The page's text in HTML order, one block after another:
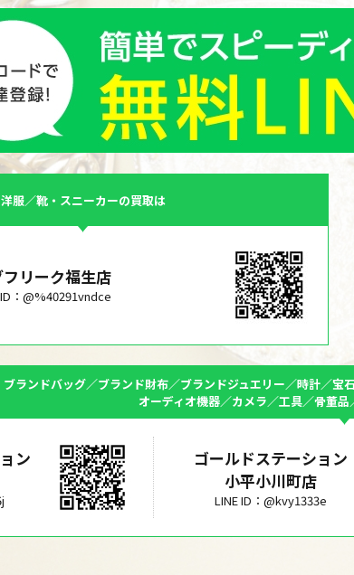
洋服／靴・スニーカーの買取は
フリーク福生店
：@%40291vndce
ブランドバッグ／ブランド財布／ブランドジュエリー／時計／
オーディオ機器／カメラ／工具／骨董
ン
ゴールドステーション
小平小川町店
LINE ID：@kvy1333e